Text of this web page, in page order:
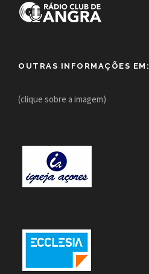
OUTRAS INFORMAÇÕES EM:
(clique sobre a imagem)